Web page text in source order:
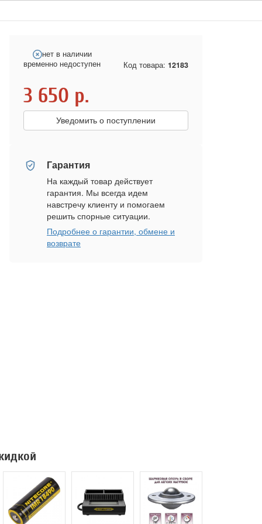
нет в наличии
временно недоступен
Код товара: 12183
3 650 р.
Уведомить о поступлении
Гарантия
На каждый товар действует
гарантия. Мы всегда идем
навстречу клиенту и помогаем
решить спорные ситуации.
Подробнее о гарантии, обмене и
возврате